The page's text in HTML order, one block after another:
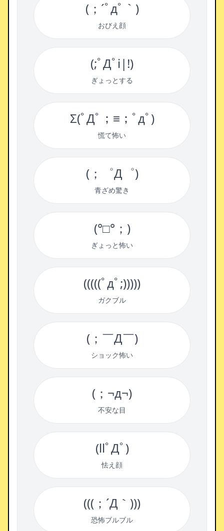
(；´ﾟдﾟ｀)
おびえ顔
(;ﾟДﾟi|!)
ぎょっとする
Σ(ﾟДﾟ；≡；ﾟдﾟ)
慌て怖い
(；゜Д゜)
青ざめ驚き
(°□°；)
ぎょっと怖い
(((((ﾟдﾟ;)))))
ガクブル
(；￣Д￣)
ショック怖い
(；¬д¬)
不安な目
(llﾟДﾟ)
怯え顔
(((；´Д｀)))
恐怖ブルブル